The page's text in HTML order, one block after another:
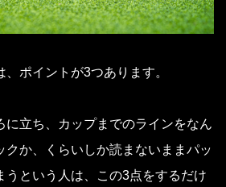
ポイントが3つあります。
に立ち、カップまでのラインをなん
クか、くらいしか読まないままパッ
うという人は、この3点をするだけ